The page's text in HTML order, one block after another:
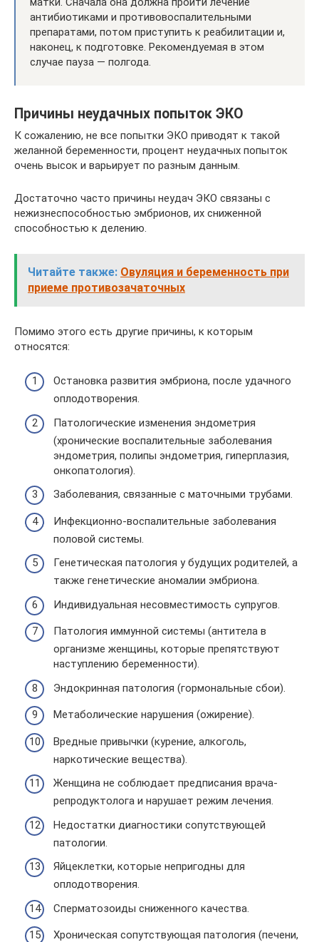
антибиотиками и противовоспалительными
препаратами, потом приступить к реабилитации и,
наконец, к подготовке. Рекомендуемая в этом
случае пауза — полгода.
Причины неудачных попыток ЭКО
К сожалению, не все попытки ЭКО приводят к такой
желанной беременности, процент неудачных попыток
очень высок и варьирует по разным данным.
Достаточно часто причины неудач ЭКО связаны с
нежизнеспособностью эмбрионов, их сниженной
способностью к делению.
Читайте также: Овуляция и беременность при
приеме противозачаточных
Помимо этого есть другие причины, к которым
относятся:
Остановка развития эмбриона, после удачного
оплодотворения.
Патологические изменения эндометрия
(хронические воспалительные заболевания
эндометрия, полипы эндометрия, гиперплазия,
онкопатология).
Заболевания, связанные с маточными трубами.
Инфекционно-воспалительные заболевания
половой системы.
Генетическая патология у будущих родителей, а
также генетические аномалии эмбриона.
Индивидуальная несовместимость супругов.
Патология иммунной системы (антитела в
организме женщины, которые препятствуют
наступлению беременности).
Эндокринная патология (гормональные сбои).
Метаболические нарушения (ожирение).
Вредные привычки (курение, алкоголь,
наркотические вещества).
Женщина не соблюдает предписания врача-
репродуктолога и нарушает режим лечения.
Недостатки диагностики сопутствующей
патологии.
Яйцеклетки, которые непригодны для
оплодотворения.
Сперматозоиды сниженного качества.
Хроническая сопутствующая патология (печени,